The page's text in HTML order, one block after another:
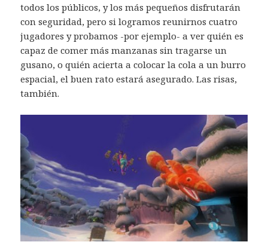
todos los públicos, y los más pequeños disfrutarán
con seguridad, pero si logramos reunirnos cuatro
jugadores y probamos -por ejemplo- a ver quién es
capaz de comer más manzanas sin tragarse un
gusano, o quién acierta a colocar la cola a un burro
espacial, el buen rato estará asegurado. Las risas,
también.